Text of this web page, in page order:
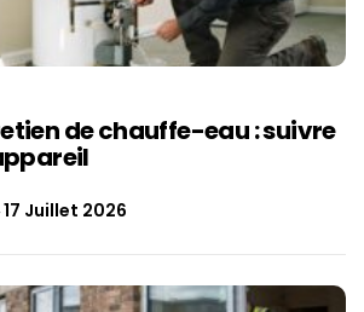
de chauffe-eau : suivre
17 Juillet 2026